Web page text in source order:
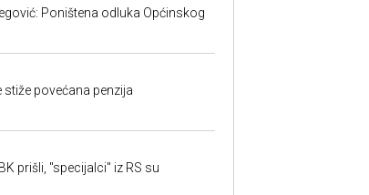
Poništena odluka Općinskog
povećana penzija
prišli, "specijalci" iz RS su